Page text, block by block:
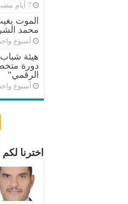
الموت
محمد
‏أسبوع
هيئة
دورة
الرقمي”
‏أسبوع
اخترنا لكم